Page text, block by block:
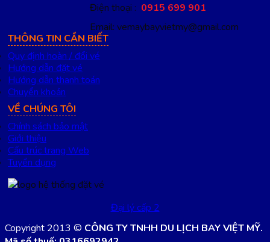
Điện thoại : 0915 699 901
Email: vemaybayvietmy@gmail.com
THÔNG TIN CẦN BIẾT
Quy định hoàn / đổi vé
Hướng dẫn đặt vé
Hướng dẫn thanh toán
Chuyển khoản
VỀ CHÚNG TÔI
Chính sách bảo mật
Giới thiệu
Cấu trúc trang Web
Tuyển dụng
Đại lý cấp 2
Copyright 2013 © CÔNG TY TNHH DU LỊCH BAY VIỆT MỸ.